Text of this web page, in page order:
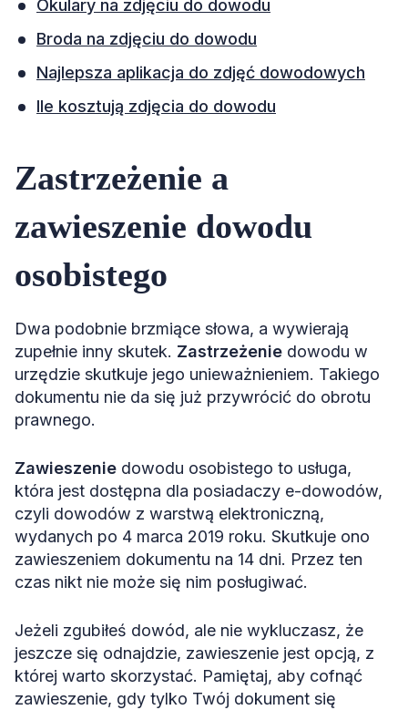
Okulary na zdjęciu do dowodu
Broda na zdjęciu do dowodu
Najlepsza aplikacja do zdjęć dowodowych
Ile kosztują zdjęcia do dowodu
Zastrzeżenie a
zawieszenie dowodu
osobistego
Dwa podobnie brzmiące słowa, a wywierają
zupełnie inny skutek. Zastrzeżenie dowodu w
urzędzie skutkuje jego unieważnieniem. Takiego
dokumentu nie da się już przywrócić do obrotu
prawnego.
Zawieszenie dowodu osobistego to usługa,
która jest dostępna dla posiadaczy e-dowodów,
czyli dowodów z warstwą elektroniczną,
wydanych po 4 marca 2019 roku. Skutkuje ono
zawieszeniem dokumentu na 14 dni. Przez ten
czas nikt nie może się nim posługiwać.
Jeżeli zgubiłeś dowód, ale nie wykluczasz, że
jeszcze się odnajdzie, zawieszenie jest opcją, z
której warto skorzystać. Pamiętaj, aby cofnąć
zawieszenie, gdy tylko Twój dokument się